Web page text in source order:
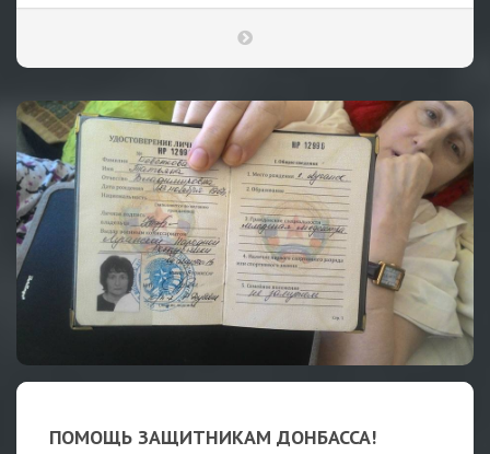
ПОМОЩЬ ЗАЩИТНИКАМ ДОНБАССА!